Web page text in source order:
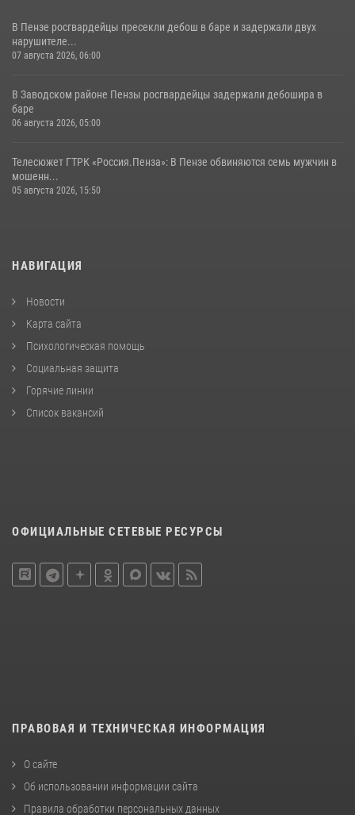
В Пензе росгвардейцы пресекли дебош в баре и задержали двух
нарушителе...
07 августа 2026, 06:00
В Заводском районе Пензы росгвардейцы задержали дебошира в
баре
06 августа 2026, 05:00
Телесюжет ГТРК «Россия.Пенза»: В Пензе обвиняются семь мужчин в
мошенн...
05 августа 2026, 15:50
НАВИГАЦИЯ
Новости
Карта сайта
Психологическая помощь
Социальная защита
Горячие линии
Список вакансий
ОФИЦИАЛЬНЫЕ СЕТЕВЫЕ РЕСУРСЫ
ПРАВОВАЯ И ТЕХНИЧЕСКАЯ ИНФОРМАЦИЯ
О сайте
Об использовании информации сайта
Правила обработки персональных данных